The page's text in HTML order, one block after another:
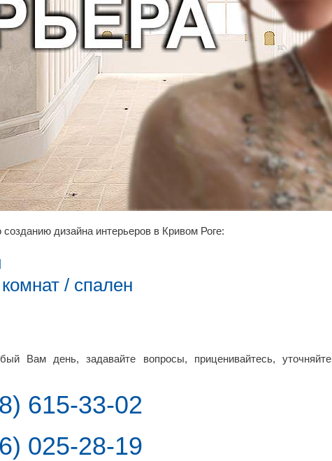
дизайна интерьеров в Кривом Роге:
/ спален
Вам день, задавайте вопросы, приценивайтесь, уточняйте
615-33-02
025-28-19